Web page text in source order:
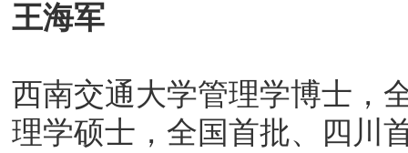
王海军
西南交通大学管理学博士，
理学硕士，全国首批、四川